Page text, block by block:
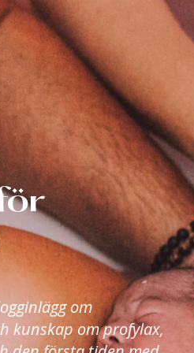
om
kunskap om profylax,